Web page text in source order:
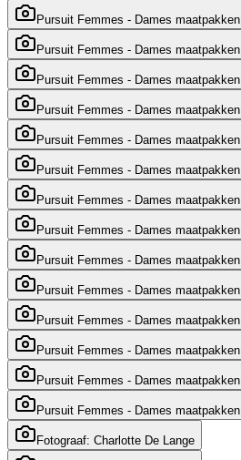
Pursuit Femmes - Dames maatpakken
Pursuit Femmes - Dames maatpakken
Pursuit Femmes - Dames maatpakken
Pursuit Femmes - Dames maatpakken
Pursuit Femmes - Dames maatpakken
Pursuit Femmes - Dames maatpakken
Pursuit Femmes - Dames maatpakken
Pursuit Femmes - Dames maatpakken
Pursuit Femmes - Dames maatpakken
Pursuit Femmes - Dames maatpakken
Pursuit Femmes - Dames maatpakken
Pursuit Femmes - Dames maatpakken
Pursuit Femmes - Dames maatpakken
Pursuit Femmes - Dames maatpakken
Fotograaf: Charlotte De Lange